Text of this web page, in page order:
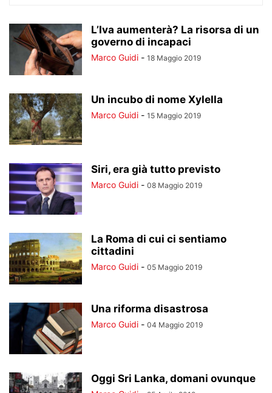
L’Iva aumenterà? La risorsa di un
governo di incapaci
Marco Guidi - 18 Maggio 2019
Un incubo di nome Xylella
Marco Guidi - 15 Maggio 2019
Siri, era già tutto previsto
Marco Guidi - 08 Maggio 2019
La Roma di cui ci sentiamo
cittadini
Marco Guidi - 05 Maggio 2019
Una riforma disastrosa
Marco Guidi - 04 Maggio 2019
Oggi Sri Lanka, domani ovunque